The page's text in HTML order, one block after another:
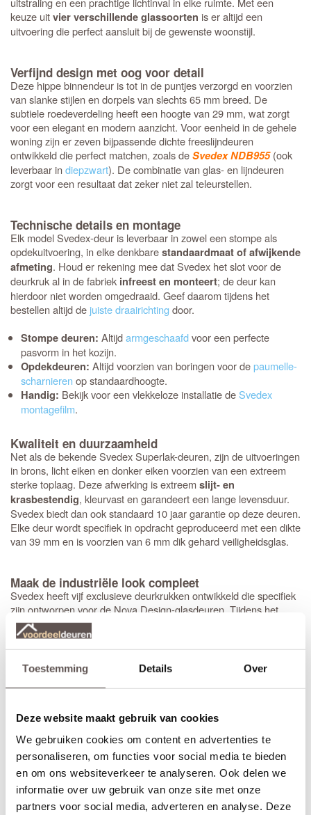
Toestemming Details Over
Deze website maakt gebruik van cookies
We gebruiken cookies om content en advertenties te
personaliseren, om functies voor social media te bieden
en om ons websiteverkeer te analyseren. Ook delen we
informatie over uw gebruik van onze site met onze
partners voor social media, adverteren en analyse. Deze
keuze uitvier verschillende glassoorten is er altijd een
uitvoering die perfect aansluit bij de gewenste woonstijl.
Verfijnd design met oog voor detail
Deze hippe binnendeur is tot in de puntjes verzorgd en voorzien
van slanke stijlen en dorpels van slechts 65 mm breed. De
subtiele roedeverdeling heeft een hoogte van 29 mm, wat zorgt
voor een elegant en modern aanzicht. Voor eenheid in de gehele
woning zijn er zeven bijpassende dichte freeslijndeuren
ontwikkeld die perfect matchen, zoals deSvedex NDB955(ook
leverbaar indiepzwart). De combinatie van glas- en lijndeuren
zorgt voor een resultaat dat zeker niet zal teleurstellen.
Technische details en montage
Elk model Svedex-deur is leverbaar in zowel een stompe als
opdekuitvoering, in elke denkbarestandaardmaat of afwijkende
afmeting. Houd er rekening mee dat Svedex het slot voor de
deurkruk al in de fabriek infreest en monteert; de deur kan
hierdoor niet worden omgedraaid. Geef daarom tijdens het
bestellen altijd de juiste draairichtingdoor.
Stompe deuren: Altijdarmgeschaafdvoor een perfecte
pasvorm in het kozijn.
Opdekdeuren: Altijd voorzien van boringen voor depaumelle-
scharnieren op standaardhoogte.
Handig: Bekijk voor een vlekkeloze installatie deSvedex
montagefilm.
Kwaliteit en duurzaamheid
Net als de bekende Svedex Superlak-deuren, zijn de uitvoeringen
in brons, licht eiken en donker eiken voorzien van een extreem
sterke toplaag. Deze afwerking is extreemslijt- en
krasbestendig, kleurvast en garandeert een lange levensduur.
Svedex biedt dan ook standaard 10 jaar garantie op deze deuren.
Elke deur wordt specifiek in opdracht geproduceerd met een dikte
van 39 mm en is voorzien van 6 mm dik gehard veiligheidsglas.
Maak de industriële look compleet
Svedex heeft vijf exclusieve deurkrukken ontwikkeld die specifiek
zijn ontworpen voor de Nova Design-glasdeuren. Tijdens het
bestellen selecteer je eenvoudig de gewenste kruk in zwart,
brons of RVS, waarna Svedex de deur direct voorziet van de
juiste krukgatboring.
stompe deur
montageset voor stompe deurenmee te bestellen. De speciaal
maar worden op de deur gemonteerd (zonder nieuwe
inkepingen). De montage is eenvoudig, past in elke situatie en
voorkomt beschadigingen aan de nieuw afgelakte deur.
Bestel je eenopdekdeur? Dan boort Svedex ook direct de gaten
op de juiste hoogtevoor de paumelle-scharnieren.